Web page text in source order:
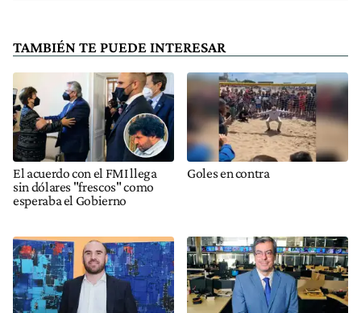
TAMBIÉN TE PUEDE INTERESAR
El acuerdo con el FMI llega
sin dólares "frescos" como
esperaba el Gobierno
Goles en contra